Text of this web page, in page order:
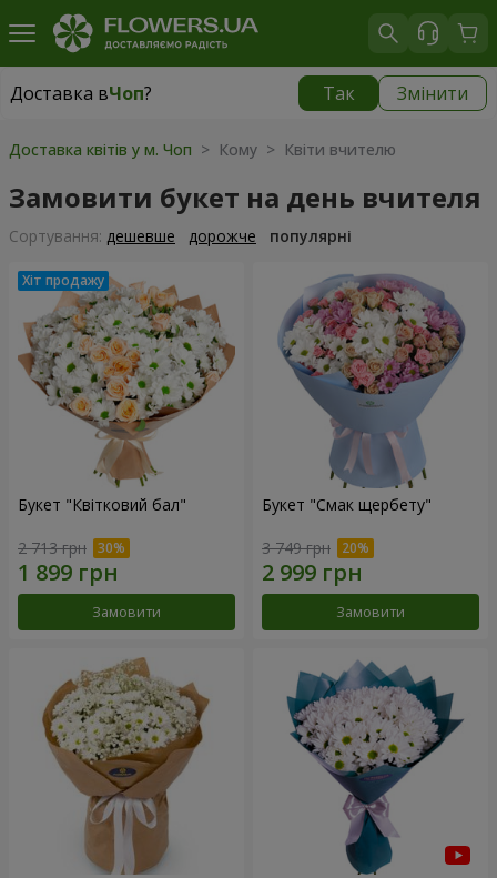
Доставка вЧоп? Так Змінити
Доставка вЧоп
Доставка квітів у м. Чоп > Кому > Квіти вчителю
Замовити букет на день вчителя
Сортування: дешевше дорожче популярні
Букет "Квітковий бал"
2 713 грн
Замовити
Букет "Смак щербету"
3 749 грн
Замовити